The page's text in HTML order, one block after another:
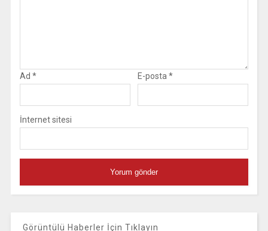
Ad * E-posta *
İnternet sitesi
Görüntülü Haberler İçin Tıklayın